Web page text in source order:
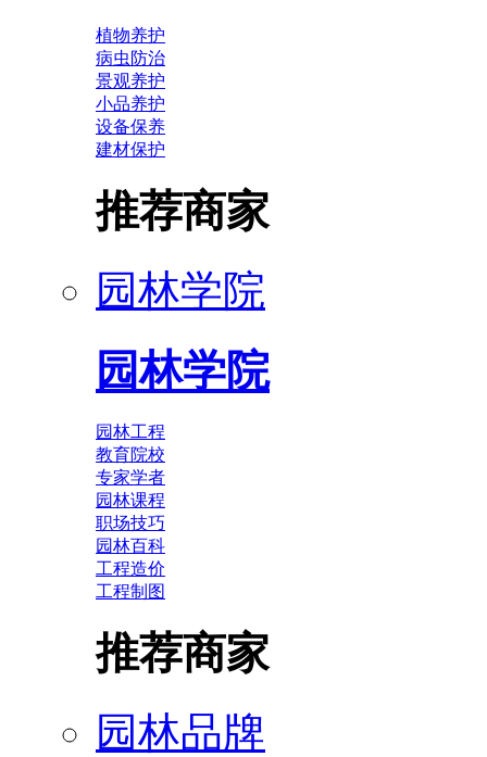
植物养护
病虫防治
景观养护
小品养护
设备保养
建材保护
推荐商家
园林学院
园林学院
园林工程
教育院校
专家学者
园林课程
职场技巧
园林百科
工程造价
工程制图
推荐商家
园林品牌